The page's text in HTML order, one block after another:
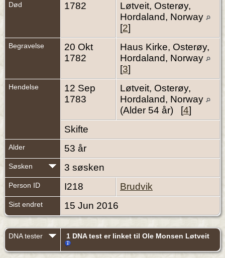
Død 1782
Løtveit, Osterøy,
Hordaland, Norway
[2]
Begravelse
20 Okt
1782
Haus Kirke, Osterøy,
Hordaland, Norway
[3]
Hendelse
12 Sep
1783
Løtveit, Osterøy,
Hordaland, Norway
(Alder 54 år) [4]
Skifte
Alder 53 år
Søsken 3 søsken
Person ID I218 Brudvik
Sist endret 15 Jun 2016
DNA tester 1 DNA test er linket til Ole Monsen Løtveit